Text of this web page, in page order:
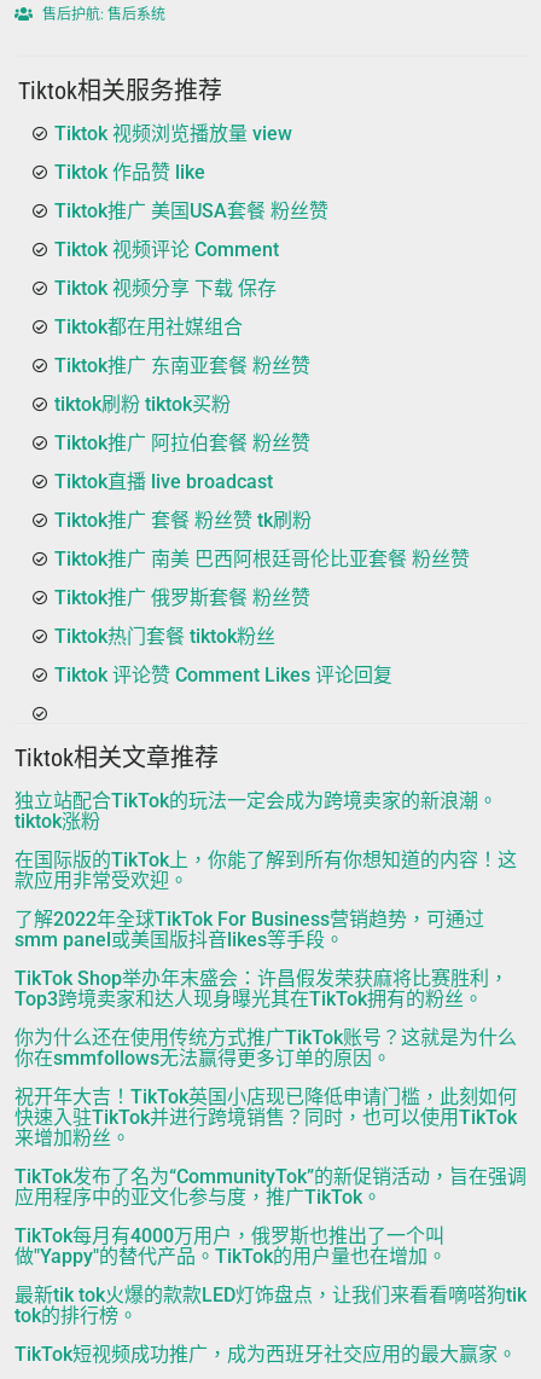
售后护航: 售后系统
Tiktok相关服务推荐
Tiktok 视频浏览播放量 view
Tiktok 作品赞 like
Tiktok推广 美国USA套餐 粉丝赞
Tiktok 视频评论 Comment
Tiktok 视频分享 下载 保存
Tiktok都在用社媒组合
Tiktok推广 东南亚套餐 粉丝赞
tiktok刷粉 tiktok买粉
Tiktok推广 阿拉伯套餐 粉丝赞
Tiktok直播 live broadcast
Tiktok推广 套餐 粉丝赞 tk刷粉
Tiktok推广 南美 巴西阿根廷哥伦比亚套餐 粉丝赞
Tiktok推广 俄罗斯套餐 粉丝赞
Tiktok热门套餐 tiktok粉丝
Tiktok 评论赞 Comment Likes 评论回复
Tiktok相关文章推荐
独立站配合TikTok的玩法一定会成为跨境卖家的新浪潮。
tiktok涨粉
在国际版的TikTok上，你能了解到所有你想知道的内容！这
款应用非常受欢迎。
了解2022年全球TikTok For Business营销趋势，可通过
smm panel或美国版抖音likes等手段。
TikTok Shop举办年末盛会：许昌假发荣获麻将比赛胜利，
Top3跨境卖家和达人现身曝光其在TikTok拥有的粉丝。
你为什么还在使用传统方式推广TikTok账号？这就是为什么
你在smmfollows无法赢得更多订单的原因。
祝开年大吉！TikTok英国小店现已降低申请门槛，此刻如何
快速入驻TikTok并进行跨境销售？同时，也可以使用TikTok
来增加粉丝。
TikTok发布了名为“CommunityTok”的新促销活动，旨在强调
应用程序中的亚文化参与度，推广TikTok。
TikTok每月有4000万用户，俄罗斯也推出了一个叫
做"Yappy"的替代产品。TikTok的用户量也在增加。
最新tik tok火爆的款款LED灯饰盘点，让我们来看看嘀嗒狗tik
tok的排行榜。
TikTok短视频成功推广，成为西班牙社交应用的最大赢家。